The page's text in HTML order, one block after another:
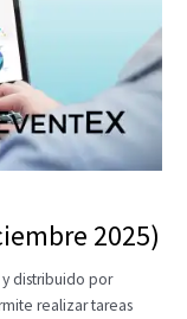
2025)
distribuido por
realizar tareas